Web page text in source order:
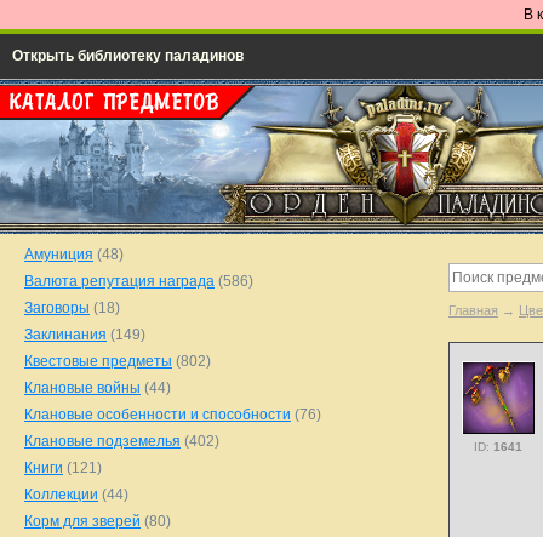
В
Открыть библиотеку паладинов
Главная →
ID: 1641
Амуниция (48)
Валюта репутация награда (586)
Заговоры (18)
Заклинания (149)
Квестовые предметы (802)
Клановые войны (44)
Клановые особенности и способности (76)
Клановые подземелья (402)
Книги (121)
Коллекции (44)
Корм для зверей (80)